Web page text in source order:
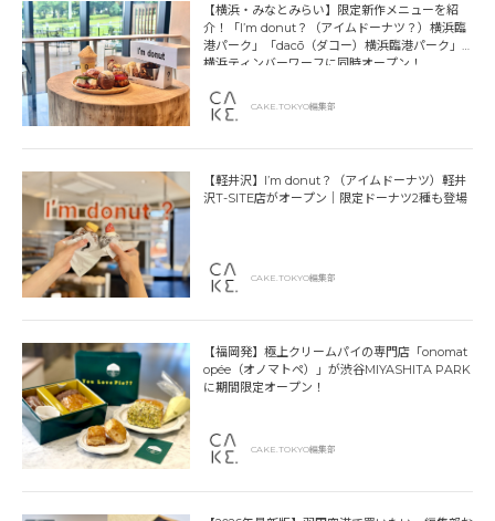
【横浜・みなとみらい】限定新作メニューを紹
介！「I’m donut？（アイムドーナツ？）横浜臨
港パーク」「dacō（ダコー）横浜臨港パーク」
横浜ティンバーワーフに同時オープン！
CAKE.TOKYO編集部
【軽井沢】I’m donut？（アイムドーナツ）軽井
沢T-SITE店がオープン｜限定ドーナツ2種も登場
CAKE.TOKYO編集部
【福岡発】極上クリームパイの専門店「onomat
opée（オノマトペ）」が渋谷MIYASHITA PARK
に期間限定オープン！
CAKE.TOKYO編集部